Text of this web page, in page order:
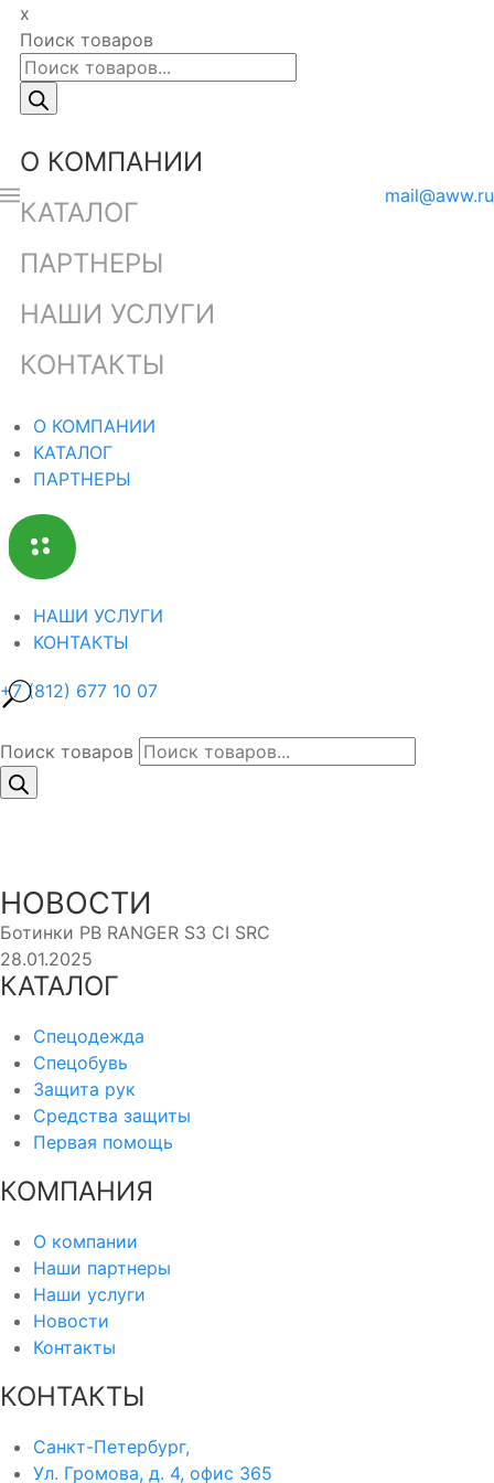
x
Поиск товаров
О КОМПАНИИ
КАТАЛОГ
ПАРТНЕРЫ
НАШИ УСЛУГИ
КОНТАКТЫ
mail@aww.ru
О КОМПАНИИ
КАТАЛОГ
ПАРТНЕРЫ
НАШИ УСЛУГИ
КОНТАКТЫ
+7 (812) 677 10 07
Поиск товаров
НОВОСТИ
Ботинки PB RANGER S3 CI SRC
28.01.2025
КАТАЛОГ
Спецодежда
Спецобувь
Защита рук
Средства защиты
Первая помощь
КОМПАНИЯ
О компании
Наши партнеры
Наши услуги
Новости
Контакты
КОНТАКТЫ
Санкт-Петербург,
Ул. Громова, д. 4, офис 365